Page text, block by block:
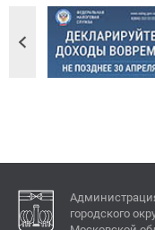
городского